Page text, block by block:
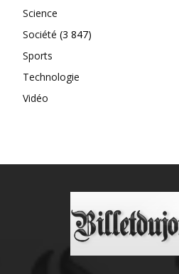
Science
Société (3 847)
Sports
Technologie
Vidéo